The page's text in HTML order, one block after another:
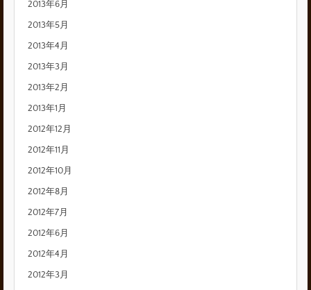
2013年6月
2013年5月
2013年4月
2013年3月
2013年2月
2013年1月
2012年12月
2012年11月
2012年10月
2012年8月
2012年7月
2012年6月
2012年4月
2012年3月